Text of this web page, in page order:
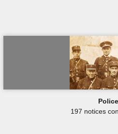
Police
197 notices